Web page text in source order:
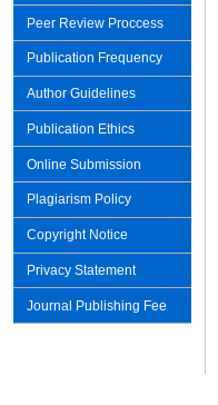
Peer Review Proccess
Publication Frequency
Author Guidelines
Publication Ethics
Online Submission
Plagiarism Policy
Copyright Notice
Privacy Statement
Journal Publishing Fee